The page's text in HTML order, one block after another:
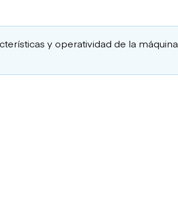
y operatividad de la máquina